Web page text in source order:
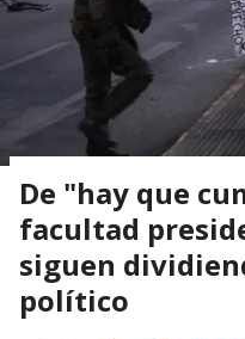
De "hay que
facultad
siguen
político